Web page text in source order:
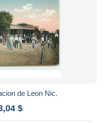
de Leon Nic.
$